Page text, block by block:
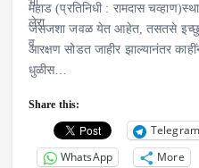
महाड (प्रतिनिधी : रामदास
जसजशा जवळ येत आहेत, तसतसे इच्छुक
आरक्षण सोडत जाहीर झाल्यानंतर
धुळीस…
Share this:
Telegram
WhatsApp
More